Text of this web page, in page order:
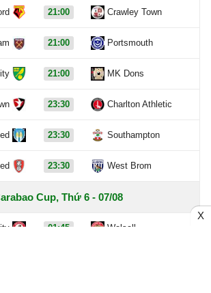
21:00 Crawley Town
21:00 Portsmouth
21:00 MK Dons
23:30 Charlton Athletic
23:30 Southampton
23:30 West Brom
Cup, Thứ 6 - 07/08
01:45 Walsall
X